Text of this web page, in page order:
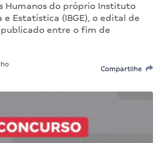
Humanos do próprio Instituto
e Estatística (IBGE), o edital de
publicado entre o fim de
Compartilhe